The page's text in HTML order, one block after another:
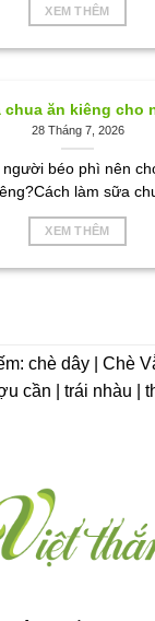
XEM THÊM
chua ăn kiêng cho
28 Tháng 7, 2026
người béo phì nên
làm sữa
XEM THÊM
chè dây | Chè
cần | trái nhàu |